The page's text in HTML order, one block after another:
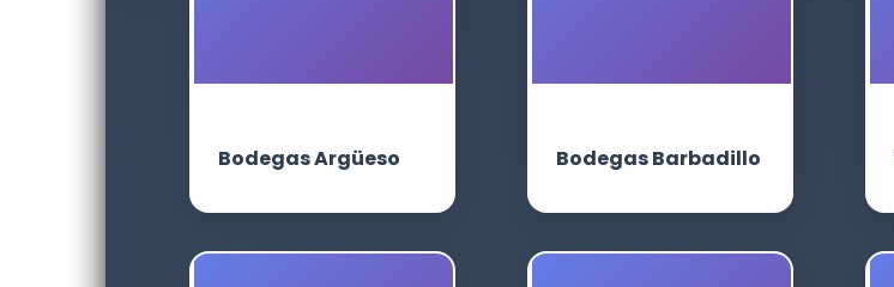
Bodegas Argüeso Bodegas Barbadillo